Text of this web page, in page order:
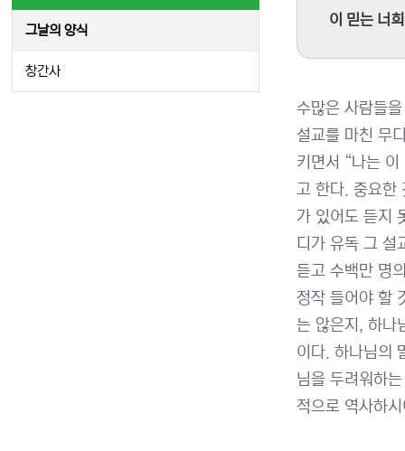
이 믿는 너
수많은 사람들
설교를 마친 무
키면서 “나는
고 한다. 중요한
가 있어도 듣지
디가 유독 그 설
듣고 수백만 명
정작 들어야 할
는 않은지, 하나
이다. 하나님의
님을 두려워하
적으로 역사하
그날의 양식
창간사